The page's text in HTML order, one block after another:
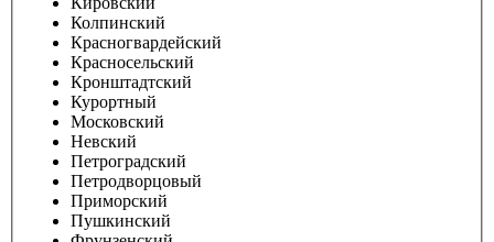
Колпинский
Красногвардейский
Красносельский
Кронштадтский
Курортный
Московский
Невский
Петроградский
Петродворцовый
Приморский
Пушкинский